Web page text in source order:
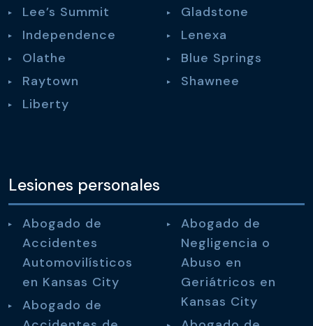
Lee’s Summit
Independence
Olathe
Raytown
Liberty
Gladstone
Lenexa
Blue Springs
Shawnee
Lesiones personales
Abogado de
Accidentes
Automovilísticos
en Kansas City
Abogado de
Abogado de
Negligencia o
Abuso en
Geriátricos en
Kansas City